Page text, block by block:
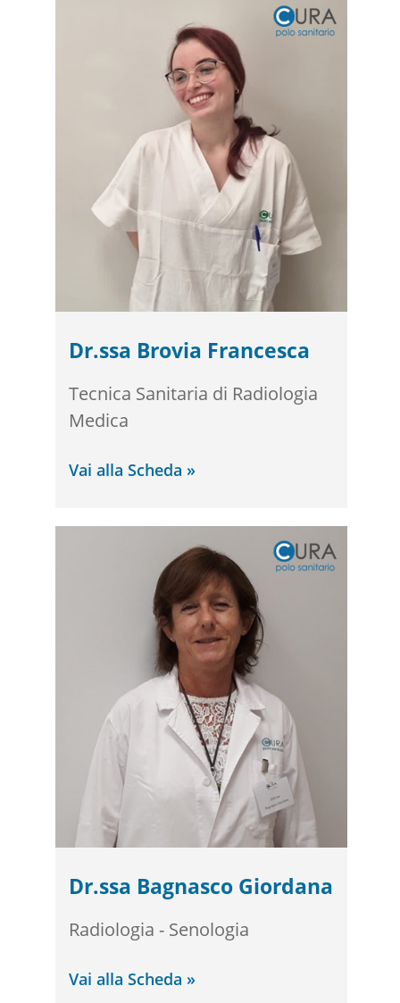
Dr.ssa Brovia Francesca
Tecnica Sanitaria di Radiologia
Medica
Vai alla Scheda »
Dr.ssa Bagnasco Giordana
Radiologia - Senologia
Vai alla Scheda »